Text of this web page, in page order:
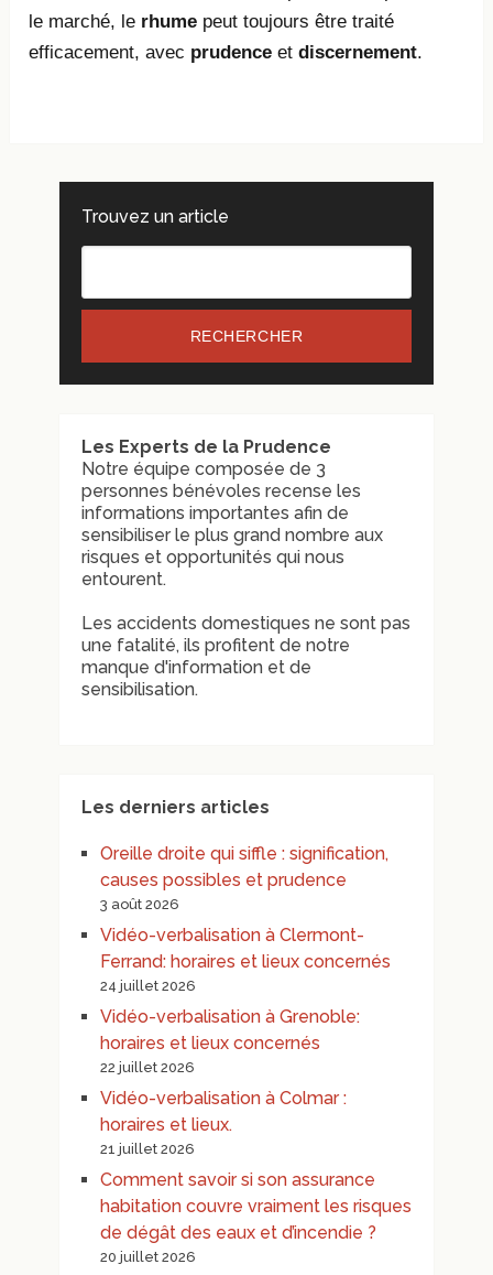
le marché, le rhume peut toujours être traité
efficacement, avec prudence etdiscernement.
Trouvez un article
RECHERCHER
Les Experts de la Prudence
Notre équipe composée de 3
personnes bénévoles recense les
informations importantes afin de
sensibiliser le plus grand nombre aux
risques et opportunités qui nous
entourent.
Les accidents domestiques ne sont pas
une fatalité, ils profitent de notre
manque d'information et de
sensibilisation.
Les derniers articles
Oreille droite qui siffle : signification,
causes possibles et prudence
3 août 2026
Vidéo-verbalisation à Clermont-
Ferrand: horaires et lieux concernés
24 juillet 2026
Vidéo-verbalisation à Grenoble:
horaires et lieux concernés
22 juillet 2026
Vidéo-verbalisation à Colmar :
horaires et lieux.
21 juillet 2026
Comment savoir si son assurance
habitation couvre vraiment les risques
de dégât des eaux et d’incendie ?
20 juillet 2026